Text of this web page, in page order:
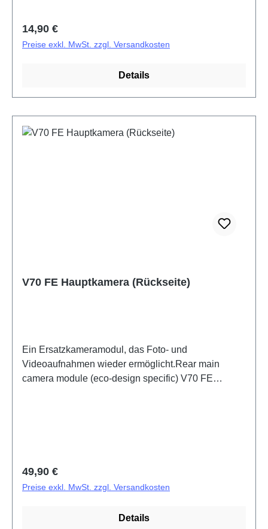
Regulärer Preis:
14,90 €
Preise exkl. MwSt. zzgl. Versandkosten
Details
V70 FE Hauptkamera (Rückseite)
Ein Ersatzkameramodul, das Foto- und
Videoaufnahmen wieder ermöglicht.Rear main
camera module (eco-design specific) V70 FE
Regulärer Preis:
49,90 €
Preise exkl. MwSt. zzgl. Versandkosten
Details